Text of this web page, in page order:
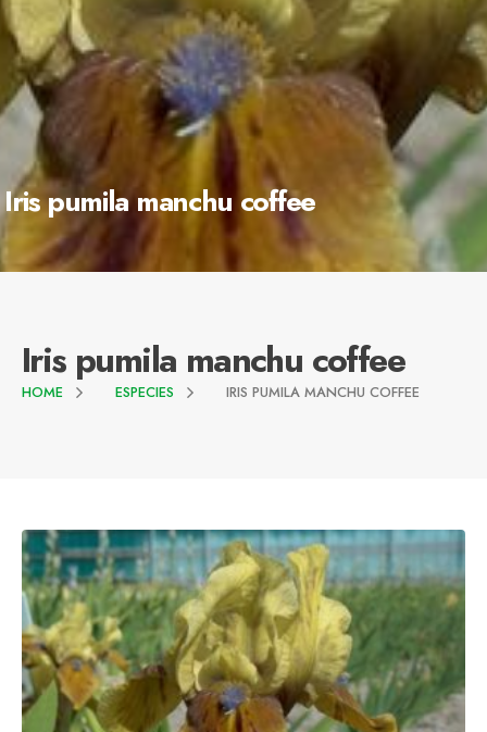
Iris pumila manchu coffee
Iris pumila manchu coffee
HOME ESPECIES IRIS PUMILA MANCHU COFFEE